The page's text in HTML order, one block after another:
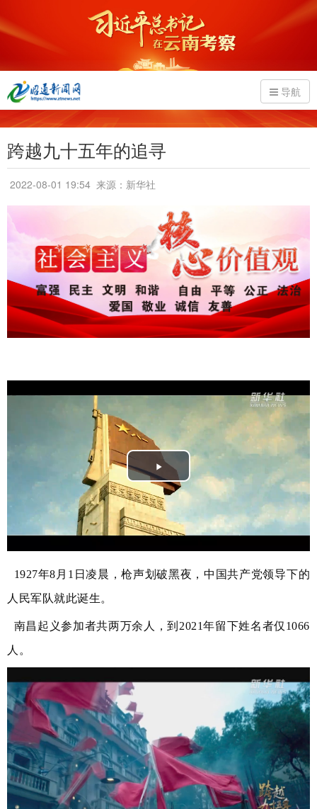
导航
跨越九十五年的追寻
2022-08-01 19:54 来源：新华社
Play
Video
1927年8月1日凌晨，枪声划破黑夜，中国共产党领导下的
人民军队就此诞生。
南昌起义参加者共两万余人，到2021年留下姓名者仅1066
人。